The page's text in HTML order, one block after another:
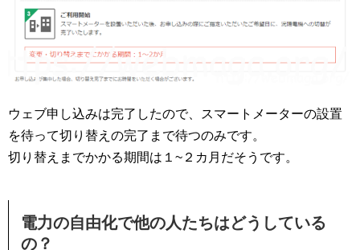
ウェブ申し込みは完了したので、スマートメーターの設置
を待って切り替えの完了まで待つのみです。
切り替えまでかかる期間は１~２カ月だそうです。
電力の自由化で他の人たちはどうしている
の？